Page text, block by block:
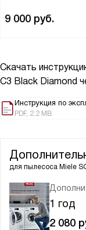
9 000 руб.
Скачать
C3 Black Diamond
Инструкция по
PDF, 2.2 MB
для пылесоса Miele
1 год
2 080